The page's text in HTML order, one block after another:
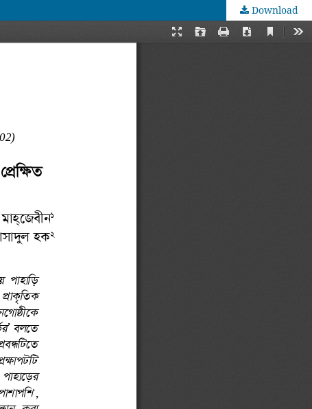
Download